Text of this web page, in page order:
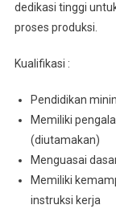
dedikasi tinggi
proses produksi.
Kualifikasi :
Pendidikan
Memiliki
(diutamakan)
Menguasai
Memiliki
instruksi kerja